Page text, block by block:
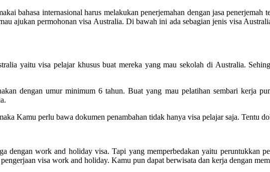
bahasa internasional harus melakukan penerjemahan dengan jasa
ajukan permohonan visa Australia. Di bawah ini ada sebagian jenis visa
yaitu visa pelajar khusus buat mereka yang mau sekolah di Australia.
dengan umur minimum 6 tahun. Buat yang mau pelatihan sembari kerja
Kamu perlu bawa dokumen penambahan tidak hanya visa pelajar saja. Tentu
dengan work and holiday visa. Tapi yang memperbedakan yaitu peruntukkan
visa work and holiday. Kamu pun dapat berwisata dan kerja dengan